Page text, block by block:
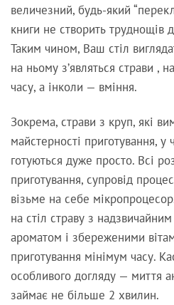
величезний, будь-який
книги не створить труднощів
Таким чином, Ваш стіл
на ньому з’являться страви ,
часу, а інколи — вміння.
Зокрема, страви з круп, які
майстерності приготування, у
готуються дуже просто. Всі
приготування, супровід
візьме на себе
на стіл страву з
ароматом і збереженими
приготування мінімум часу.
особливого догляду — миття
займає не більше 2 хвилин.